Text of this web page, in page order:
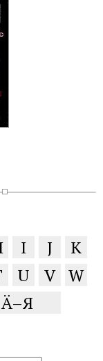
I J
K
U V W
Ä–Я